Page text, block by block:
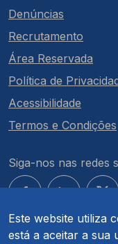
Este website utiliza
está a aceitar a sua
Denúncias
Recrutamento
Área Reservada
Política de
Acessibilidade
Termos e Condições
Siga-nos nas redes